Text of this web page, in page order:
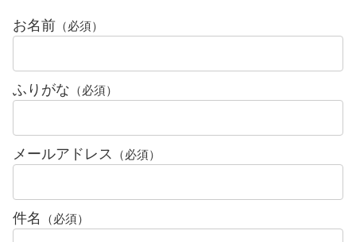
お名前 （必須）
ふりがな （必須）
メールアドレス （必須）
件名 （必須）